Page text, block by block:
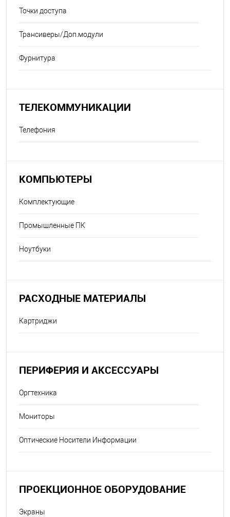
Точки доступа
Трансиверы/Доп.модули
Фурнитура
ТЕЛЕКОММУНИКАЦИИ
Телефония
КОМПЬЮТЕРЫ
Комплектующие
Промышленные ПК
Ноутбуки
РАСХОДНЫЕ МАТЕРИАЛЫ
Картриджи
ПЕРИФЕРИЯ И АКСЕССУАРЫ
Оргтехника
Мониторы
Оптические Носители Информации
ПРОЕКЦИОННОЕ ОБОРУДОВАНИЕ
Экраны